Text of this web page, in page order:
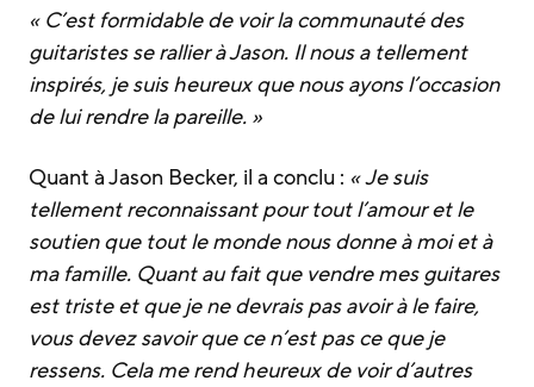
« C’est formidable de voir la communauté des
guitaristes se rallier à Jason. Il nous a tellement
inspirés, je suis heureux que nous ayons l’occasion
de lui rendre la pareille. »
Quant à Jason Becker, il a conclu : « Je suis
tellement reconnaissant pour tout l’amour et le
soutien que tout le monde nous donne à moi et à
ma famille. Quant au fait que vendre mes guitares
est triste et que je ne devrais pas avoir à le faire,
vous devez savoir que ce n’est pas ce que je
ressens. Cela me rend heureux de voir d’autres